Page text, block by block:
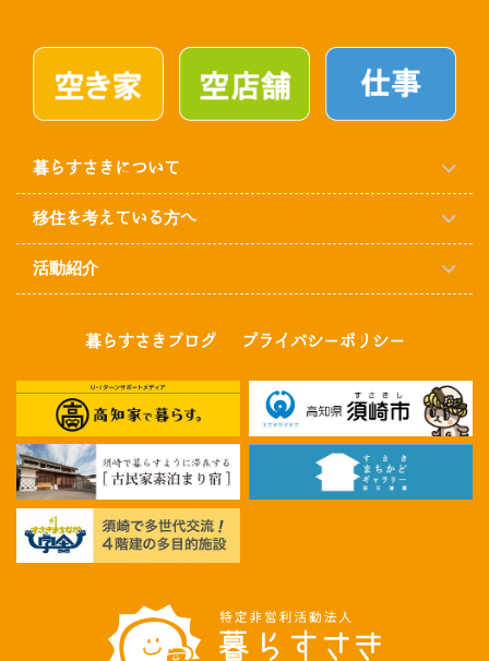
暮らすさきについて
移住を考えている方へ
活動紹介
暮らすさきブログ プライバシーポリシー